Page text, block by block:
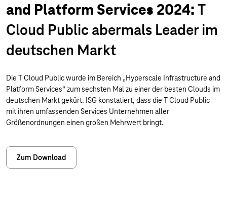
and Platform Services 2024:T
Cloud Public abermals Leader im
deutschen Markt
Die T Cloud Public wurde im Bereich „Hyperscale Infrastructure and
Platform Services“ zum sechsten Mal zu einer der besten Clouds im
deutschen Markt gekürt. ISG konstatiert, dass die T Cloud Public
mit ihren umfassenden Services Unternehmen aller
Größenordnungen einen großen Mehrwert bringt.
Zum Download